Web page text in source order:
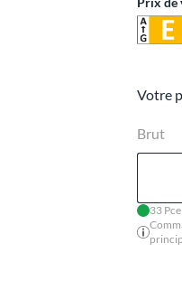
Votre
Brut
33